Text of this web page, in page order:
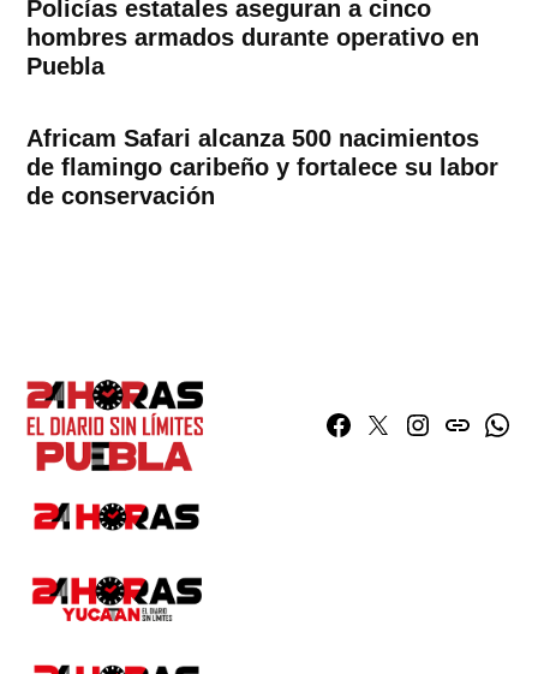
Policías estatales aseguran a cinco
hombres armados durante operativo en
Puebla
Africam Safari alcanza 500 nacimientos
de flamingo caribeño y fortalece su labor
de conservación
Facebook
TwitterInstagram
issuu